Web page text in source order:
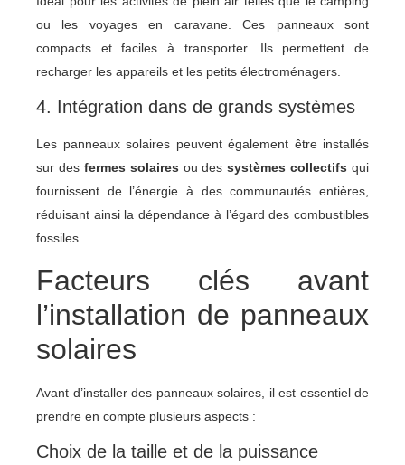
ou les voyages en caravane. Ces panneaux sont
compacts et faciles à transporter. Ils permettent de
recharger les appareils et les petits électroménagers.
4. Intégration dans de grands systèmes
Les panneaux solaires peuvent également être installés
sur des fermes solaires ou dessystèmes collectifs qui
fournissent de l’énergie à des communautés entières,
réduisant ainsi la dépendance à l’égard des combustibles
fossiles.
Facteurs clés avant
l’installation de panneaux
solaires
Avant d’installer des panneaux solaires, il est essentiel de
prendre en compte plusieurs aspects :
Choix de la taille et de la puissance